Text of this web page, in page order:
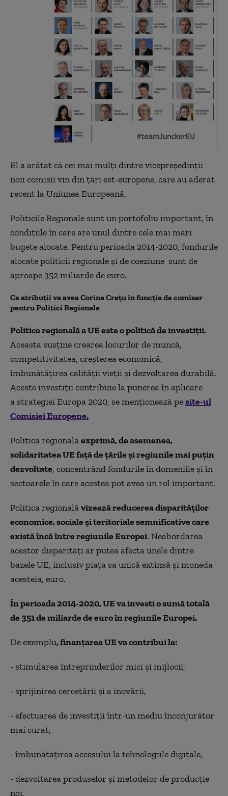
El a arătat că cei mai mulți dintre vicepreședinții
noii comisii vin din țări est-europene, care au aderat
recent la Uniunea Europeană.
Politicile Regionale sunt un portofoliu important, în
condițiile în care are unul dintre cele mai mari
bugete alocate. Pentru perioada 2014-2020, fondurile
alocate politicii regionale şi de coeziune sunt de
aproape 352 miliarde de euro.
Ce atribuții va avea Corina Crețu în funcția de comisar
pentru Politici Regionale
Politica regională a UE este o politică de investiţii.
Aceasta susţine crearea locurilor de muncă,
competitivitatea, creşterea economică,
îmbunătăţirea calităţii vieţii şi dezvoltarea durabilă.
Aceste investiţii contribuie la punerea în aplicare
a strategiei Europa 2020, se menționează pesite-ul
Comisiei Europene.
Politica regionalăexprimă, de asemenea,
solidaritatea UE faţă de ţările şi regiunile mai puţin
dezvoltate, concentrând fondurile în domeniile şi în
sectoarele în care acestea pot avea un rol important.
Politica regionalăvizează reducerea disparităţilor
economice, sociale şi teritoriale semnificative care
există încă între regiunile Europei. Neabordarea
acestor disparităţi ar putea afecta unele dintre
bazele UE, inclusiv piaţa sa unică extinsă şi moneda
acesteia, euro.
În perioada 2014-2020, UE va investi o sumă totală
de 351 de miliarde de euro în regiunile Europei.
De exemplu, finanţarea UE va contribui la:
- stimularea întreprinderilor mici şi mijlocii,
- sprijinirea cercetării şi a inovării,
- efectuarea de investiţii într-un mediu înconjurător
mai curat,
- îmbunătăţirea accesului la tehnologiile digitale,
- dezvoltarea produselor şi metodelor de producţie
noi,